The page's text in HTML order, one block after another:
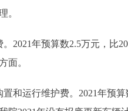
。
年预算数2.5万元，比
面。
运行维护费。2021年预算